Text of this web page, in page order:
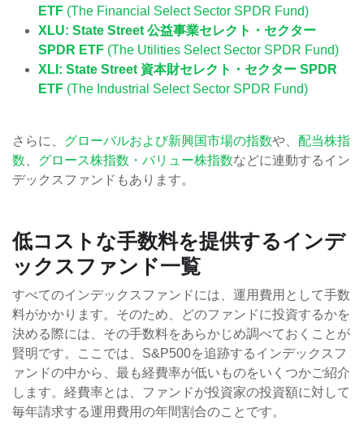
ETF (The Financial Select Sector SPDR Fund)
XLU: State Street 公益事業セレクト・セクター
SPDR ETF (The Utilities Select Sector SPDR Fund)
XLI: State Street 資本財セレクト・セクター SPDR
ETF (The Industrial Select Sector SPDR Fund)
さらに、 グローバルおよび新興国市場の指数や、 配当株指
数
グロース株指数・バリュー株指数などに連動するイン
デックスファンドもあります。
低コストな手数料を提供するインデ
ックスファンド一覧
すべてのインデックスファンドには、運用費用として手数
料がかかります。そのため、どのファンドに投資するかを
決める際には、その手数料をあらかじめ調べておくことが
賢明です。ここでは、S&P500を追跡するインデックスフ
ァンドの中から、最も経費率が低いものをいくつかご紹介
します。経費率とは、ファンドが投資家の投資額に対して
毎年請求する運用費用の年間割合のことです。